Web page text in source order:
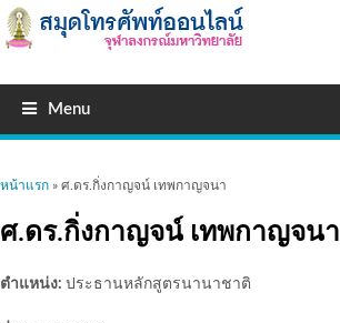
Menu
คุณอยู่ที่นี่
หน้าแรก » ศ.ดร.กิ่งกาญจน์ เทพกาญจนา
ศ.ดร.กิ่งกาญจน์ เทพกาญจนา
ตำแหน่ง: ประธานหลักสูตรนานาชาติ